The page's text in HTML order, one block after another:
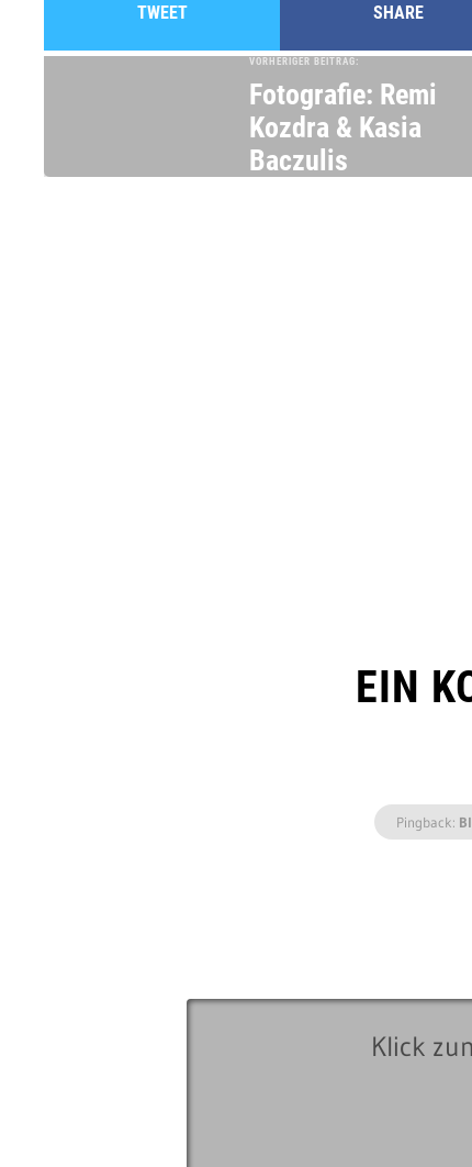
TWEET SHARE
VORHERIGER BEITRAG:
Fotografie: Remi
Kozdra & Kasia
Baczulis
EIN
Pingback: